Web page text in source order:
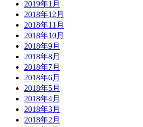
2019年1月
2018年12月
2018年11月
2018年10月
2018年9月
2018年8月
2018年7月
2018年6月
2018年5月
2018年4月
2018年3月
2018年2月